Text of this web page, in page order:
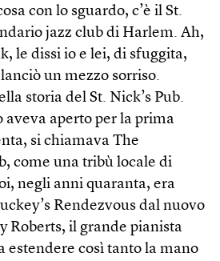
con lo sguardo, c’è il St.
jazz club di Harlem. Ah,
le dissi io e lei, di sfuggita,
un mezzo sorriso.
storia del St. Nick’s Pub.
aveva aperto per la prima
si chiamava The
come una tribù locale di
negli anni quaranta, era
Rendezvous dal nuovo
Roberts, il grande pianista
estendere così tanto la mano